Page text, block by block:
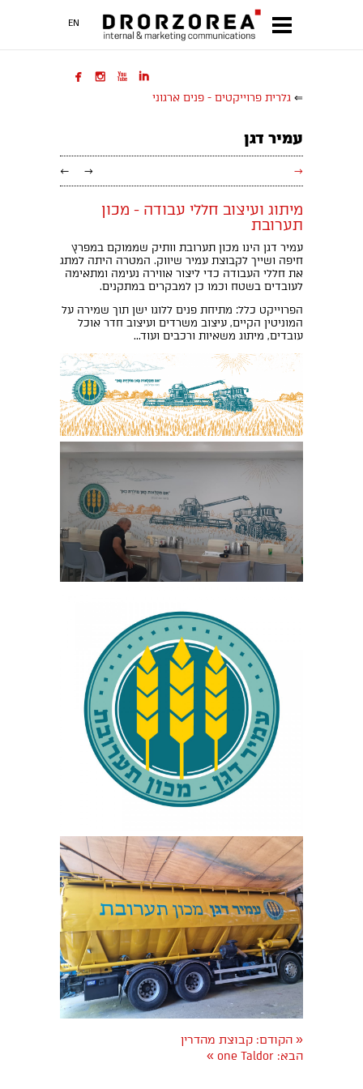
EN
   
⇐ גלרית פרוייקטים - פנים ארגוני
עמיר דגן
→
→
←
מיתוג ועיצוב חללי עבודה - מכון
תערובת
עמיר דגן הינו מכון תערובת וותיק שממוקם במפרץ
חיפה ושייך לקבוצת עמיר שיווק. המטרה היתה למתג
את חללי העבודה כדי ליצור אווירה נעימה ומתאימה
לעובדים בשטח וכמו כן למבקרים במתקנים.
הפרוייקט כלל: מתיחת פנים ללוגו ישן תוך שמירה על
המוניטין הקיים, עיצוב משרדים ועיצוב חדר אוכל
עובדים, מיתוג משאיות ורכבים ועוד...
« הקודם: קבוצת מהדרין
הבא:
»